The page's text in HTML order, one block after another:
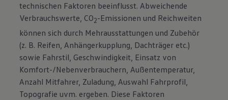
technischen Faktoren beeinflusst. Abweichende
Verbrauchswerte, CO2-Emissionen und Reichweiten
können sich durch Mehrausstattungen und Zubehör
(z. B. Reifen, Anhängerkupplung, Dachträger etc.)
sowie Fahrstil, Geschwindigkeit, Einsatz von
Komfort-/Nebenverbrauchern, Außentemperatur,
Anzahl Mitfahrer, Zuladung, Auswahl Fahrprofil,
Topografie uvm. ergeben. Diese Faktoren